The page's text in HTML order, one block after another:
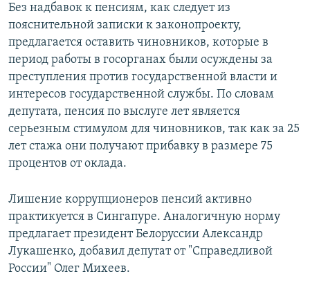
СОЦИАЛЬНЫЕ СЕТИ
Все сайты РСЕ/РС
Без надбавок к пенсиям, как следует из
пояснительной записки к законопроекту,
предлагается оставить чиновников, которые в
период работы в госорганах были осуждены за
преступления против государственной власти и
интересов государственной службы. По словам
депутата, пенсия по выслуге лет является
серьезным стимулом для чиновников, так как за 25
лет стажа они получают прибавку в размере 75
процентов от оклада.
Лишение коррупционеров пенсий активно
практикуется в Сингапуре. Аналогичную норму
предлагает президент Белоруссии Александр
Лукашенко, добавил депутат от "Справедливой
России" Олег Михеев.